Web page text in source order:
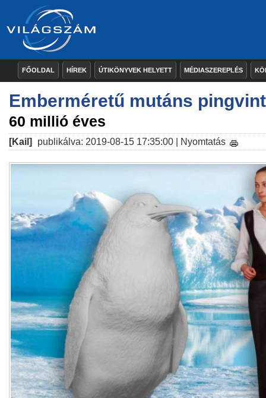
FŐOLDAL HÍREK ÚTIKÖNYVEK HELYETT MÉDIASZEREPLÉS
Emberméretű mutáns
60 millió éves
[Kail] publikálva: 2019-08-15 17:35:00 | Nyomtatás